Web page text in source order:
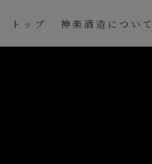
トップ 神楽酒造について